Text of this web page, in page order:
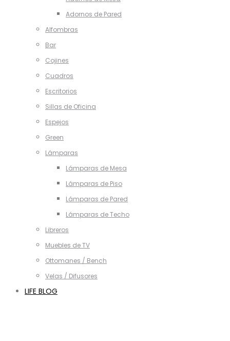
Adornos de Pared
Alfombras
Bar
Cojines
Cuadros
Escritorios
Sillas de Oficina
Espejos
Green
Lámparas
Lámparas de Mesa
Lámparas de Piso
Lámparas de Pared
Lámparas de Techo
Libreros
Muebles de TV
Ottomanes / Bench
Velas / Difusores
LIFE BLOG